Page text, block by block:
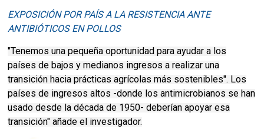
EXPOSICIÓN POR PAÍS A LA RESISTENCIA ANTE
ANTIBIÓTICOS EN POLLOS
"Tenemos una pequeña oportunidad para ayudar a los
países de bajos y medianos ingresos a realizar una
transición hacia prácticas agrícolas más sostenibles". Los
países de ingresos altos -donde los antimicrobianos se han
usado desde la década de 1950- deberían apoyar esa
transición" añade el investigador.